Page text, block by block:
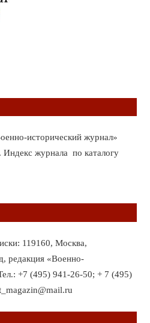
исторический журнал»
Индекс журнала по каталогу
119160, Москва,
редакция «Военно-
+7 (495) 941-26-50; + 7 (495)